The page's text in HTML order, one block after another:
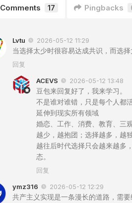
Comments 17 Pingbacks
Lvtu 2026-05-12 11:29
当选择太少时很容易达成共识，而选
回复
ACEVS 2026-05-12 13:48
豆包来回复好了，我来学习。
不是谁对谁错，只是每个人都
延伸到现实所有领域
婚恋、工作、消费、教育、三
越少，越抱团；选择越多，越独
越往后时代选择只会越来越多
态。
回复
ymz316 2026-05-12 12:29
共产主义实现是一条漫长的道路，需